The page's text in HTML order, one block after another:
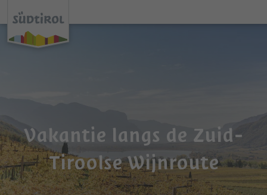
Vakantie langs de Zuid-
Tiroolse Wijnroute